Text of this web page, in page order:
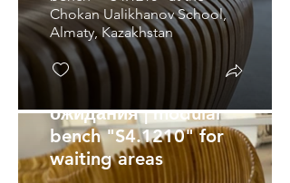
Chokan Ualikhanov School,
Almaty, Kazakhstan
модульная скамья
"S4.1210" для зон
ожидания | modular
bench "S4.1210" for
waiting areas